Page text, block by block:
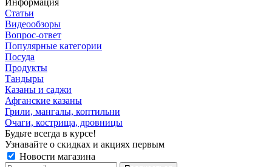
Статьи
Видеообзоры
Вопрос-ответ
Популярные категории
Посуда
Продукты
Тандыры
Казаны и саджи
Афганские казаны
Грили, мангалы, коптильни
Очаги, кострища, дровницы
Будьте всегда в курсе!
Узнавайте о скидках и акциях первым
Новости магазина